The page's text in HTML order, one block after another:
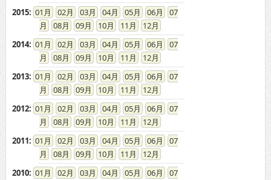
2015: 01 02 03 04 05 06
07
08
09 10 11
12
2014: 01 02 03 04 05 06
07
08
09 10 11
12
2013: 01 02 03 04 05 06
07
08
09 10 11
12
2012: 01 02 03 04 05 06
07
08
09 10 11
12
2011: 01 02 03 04 05 06
07
08
09 10 11
12
2010: 01 02 03 04 05 06
07